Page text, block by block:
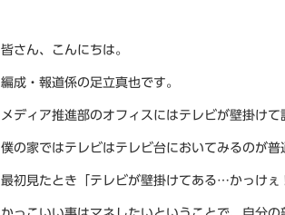
皆さん、こんにちは。
編成・報道係の足立真也です。
メディア推進部のオフィスにはテレビが壁掛けて
僕の家ではテレビはテレビ台においてみるのが普
最初見たとき「テレビが壁掛けてある…かっけぇ